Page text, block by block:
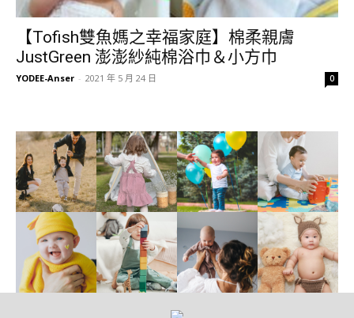
【Tofish雙魚媽之幸福家庭】棉柔親膚
JustGreen 澎澎紗純棉浴巾＆小方巾
YODEE-Anser - 2021 年 5 月 24 日 0